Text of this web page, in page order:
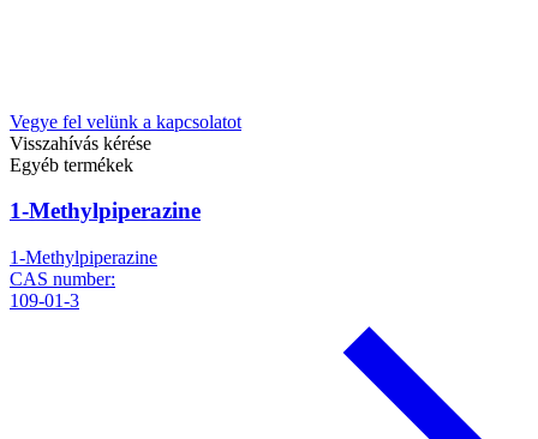
Vegye fel velünk a kapcsolatot
Visszahívás kérése
Egyéb termékek
1-Methylpiperazine
1-Methylpiperazine
CAS number:
109-01-3